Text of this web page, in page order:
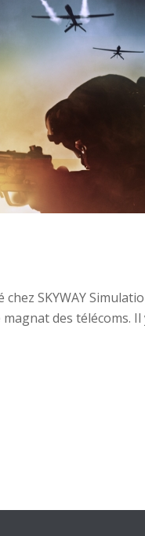
SKYWAY
des télécoms. Il